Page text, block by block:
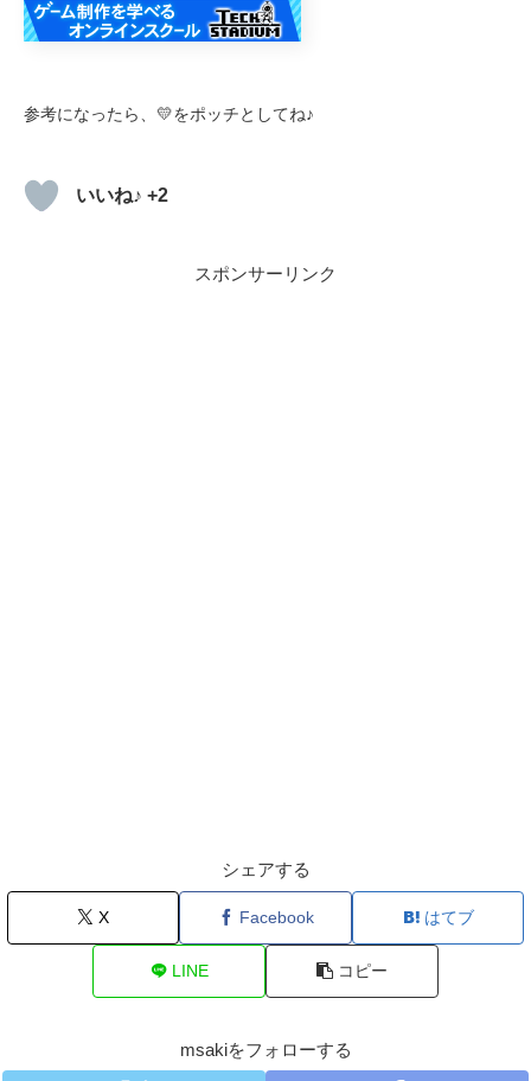
参考になったら、💛をポッチとしてね♪
いいね♪ +2
スポンサーリンク
シェアする
X Facebook はてブ
LINE コピー
msakiをフォローする